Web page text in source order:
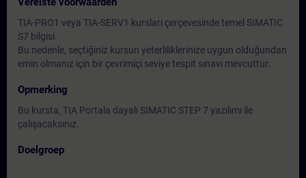
TIA-PRO1 veya TIA-SERV1 kursları çerçevesinde temel SIMATIC
S7 bilgisi.
Bu nedenle, seçtiğiniz kursun yeterliliklerinize uygun olduğundan
emin olmanız için bir çevrimiçi seviye tespit sınavı mevcuttur.
Opmerking
Bu kursta, TIA Portala dayalı SIMATIC STEP 7 yazılımı ile
çalışacaksınız.
Doelgroep